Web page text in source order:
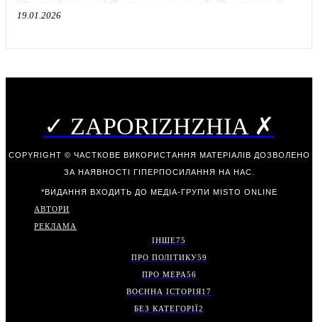
19.01.2026
✓ ZAPORIZHZHIA ✗
COPYRIGHT © ЧАСТКОВЕ ВИКОРИСТАННЯ МАТЕРІАЛІВ ДОЗВОЛЕНО
ЗА НАЯВНОСТІ ГІПЕРПОСИЛАННЯ НА НАС.
*ВИДАННЯ ВХОДИТЬ ДО МЕДІА-ГРУПИ MISTO ONLINE
АВТОРИ
РЕКЛАМА
ІНШЕ75
ПРО ПОЛІТИКУ59
ПРО МЕРА56
ВОЄННА ІСТОРІЯ17
БЕЗ КАТЕГОРІЇ2